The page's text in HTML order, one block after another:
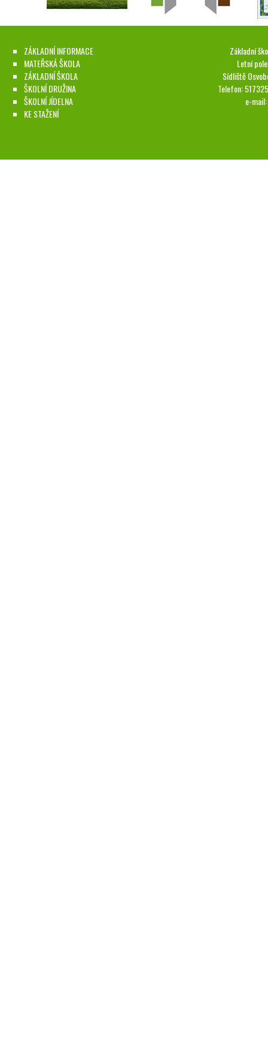
ZÁKLADNÍ INFORMACE
MATEŘSKÁ ŠKOLA
ZÁKLADNÍ ŠKOLA
ŠKOLNÍ DRUŽINA
ŠKOLNÍ JÍDELNA
KE STAŽENÍ
Základní
Letní
Sídliště
Telefon:
e-mail: